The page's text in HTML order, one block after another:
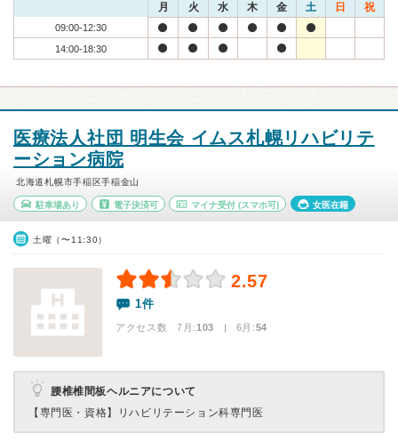
月 火 水 木 金 土 日 祝
09:00-12:30
14:00-18:30
医療法人社団 明生会 イムス札幌リハビリテ
ーション病院
北海道札幌市手稲区手稲金山
駐車場あり 電子決済可 マイナ受付 (スマホ可) 女医在籍
土曜（〜11:30）
2.57
1件
アクセス数 7月:103 | 6月:54
腰椎椎間板ヘルニアについて
【専門医・資格】
リハビリテーション科専門医